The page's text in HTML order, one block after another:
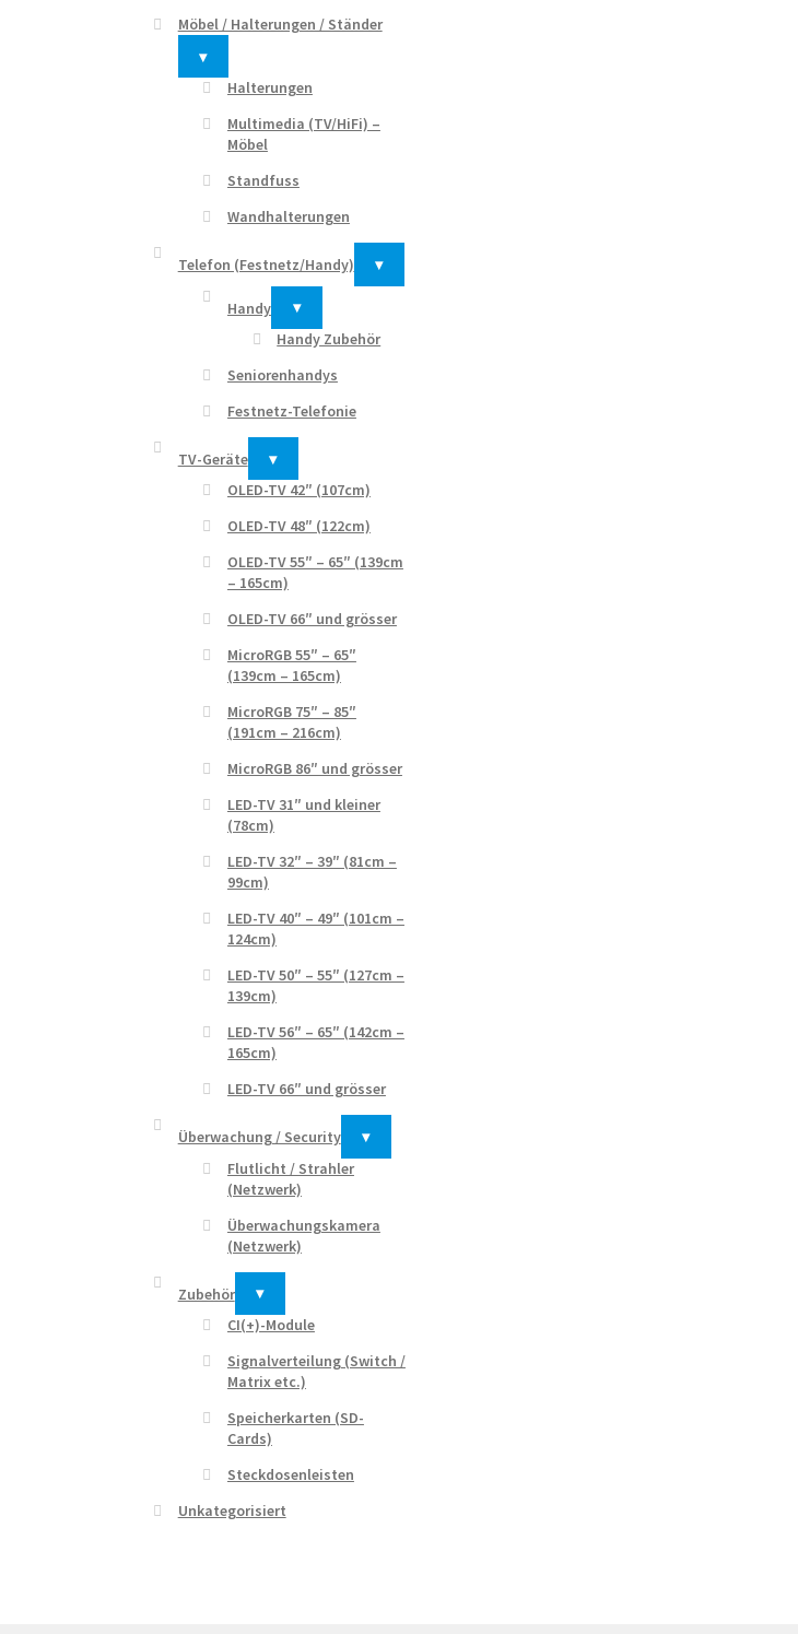
Möbel / Halterungen / Ständer
▾
Halterungen
Multimedia (TV/HiFi) –
Möbel
Standfuss
Wandhalterungen
Telefon (Festnetz/Handy) ▾
Handy
▾
Handy Zubehör
Seniorenhandys
Festnetz-Telefonie
TV-Geräte
▾
OLED-TV 42″ (107cm)
OLED-TV 48″ (122cm)
OLED-TV 55″ – 65″ (139cm
– 165cm)
OLED-TV 66″ und grösser
MicroRGB 55″ – 65″
(139cm – 165cm)
MicroRGB 75″ – 85″
(191cm – 216cm)
MicroRGB 86″ und grösser
LED-TV 31″ und kleiner
(78cm)
LED-TV 32″ – 39″ (81cm –
99cm)
LED-TV 40″ – 49″ (101cm –
124cm)
LED-TV 50″ – 55″ (127cm –
139cm)
LED-TV 56″ – 65″ (142cm –
165cm)
LED-TV 66″ und grösser
Überwachung / Security
▾
Flutlicht / Strahler
(Netzwerk)
Überwachungskamera
(Netzwerk)
Zubehör
▾
CI(+)-Module
Signalverteilung (Switch /
Matrix etc.)
Speicherkarten (SD-
Cards)
Steckdosenleisten
Unkategorisiert